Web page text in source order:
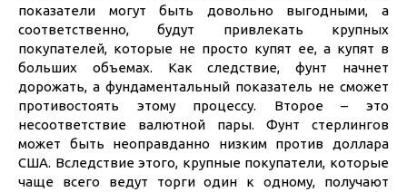
показатели могут быть довольно выгодными, а
соответственно, будут привлекать крупных
покупателей, которые не просто купят ее, а купят в
больших объемах. Как следствие, фунт начнет
дорожать, а фундаментальный показатель не сможет
противостоять этому процессу. Второе – это
несоответствие валютной пары. Фунт стерлингов
может быть неоправданно низким против доллара
США. Вследствие этого, крупные покупатели, которые
чаще всего ведут торги один к одному, получают